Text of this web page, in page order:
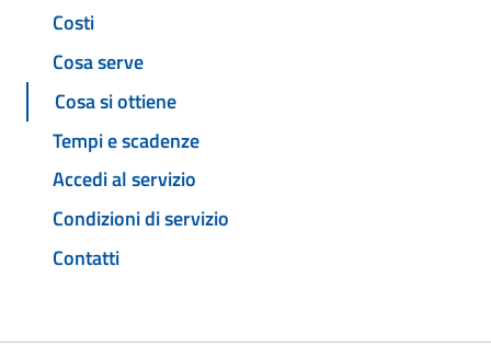
Costi
Cosa serve
Cosa si ottiene
Tempi e scadenze
Accedi al servizio
Condizioni di servizio
Contatti